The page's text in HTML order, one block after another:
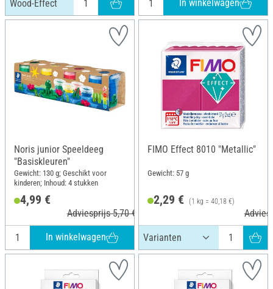
Wood-Effect In winkelwagen
Noris junior Speeldeeg
"Basiskleuren"
Gewicht: 130 g; Geschikt voor
kinderen; Inhoud: 4 stukken
4,99 €
Adviesprijs 5,70 €
In winkelwagen
FIMO Effect 8010 "Metallic"
Gewicht: 57 g
2,29 € (1 kg = 40,18 €)